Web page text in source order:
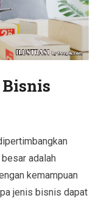
adalah
kemampuan
jenis bisnis dapat